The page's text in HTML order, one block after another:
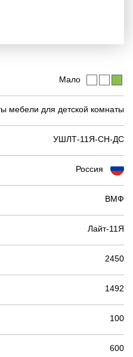
Мало
мебели для детской комнаты
УШЛТ-11Я-СН-ДС
Россия
ВМФ
Лайт-11Я
2450
1492
100
600